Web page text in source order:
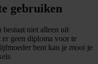
gebruiken
niet alleen uit
er geen diploma voor te
bent kan je mooi je